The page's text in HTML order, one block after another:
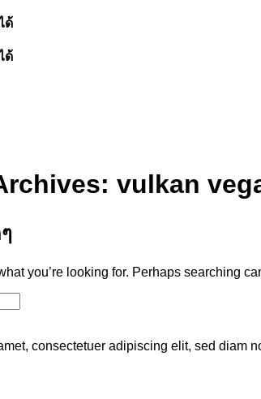
ด้
ด้
vulkan
you’re looking for. Perhaps searching
consectetuer adipiscing elit, sed diam